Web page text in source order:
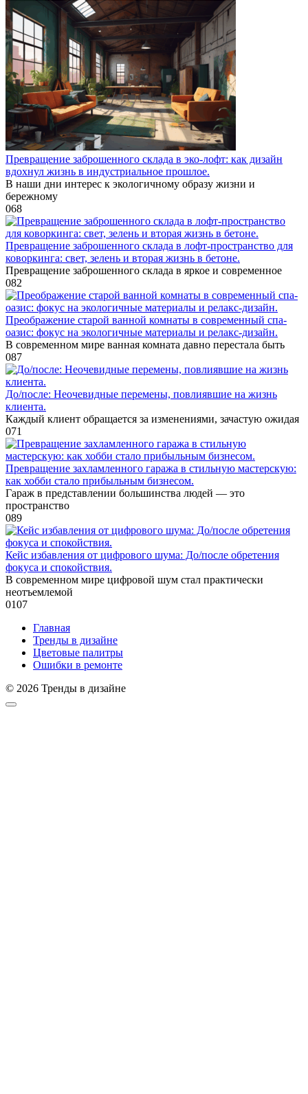
Превращение заброшенного склада в эко-лофт: как дизайн
вдохнул жизнь в индустриальное прошлое.
В наши дни интерес к экологичному образу жизни и
бережному
068
Превращение заброшенного склада в лофт-пространство для
коворкинга: свет, зелень и вторая жизнь в бетоне.
Превращение заброшенного склада в яркое и современное
082
Преображение старой ванной комнаты в современный спа-
оазис: фокус на экологичные материалы и релакс-дизайн.
В современном мире ванная комната давно перестала быть
087
До/после: Неочевидные перемены, повлиявшие на жизнь
клиента.
Каждый клиент обращается за изменениями, зачастую ожидая
071
Превращение захламленного гаража в стильную мастерскую:
как хобби стало прибыльным бизнесом.
Гараж в представлении большинства людей — это
пространство
089
Кейс избавления от цифрового шума: До/после обретения
фокуса и спокойствия.
В современном мире цифровой шум стал практически
неотъемлемой
0107
Главная
Тренды в дизайне
Цветовые палитры
Ошибки в ремонте
© 2026 Тренды в дизайне